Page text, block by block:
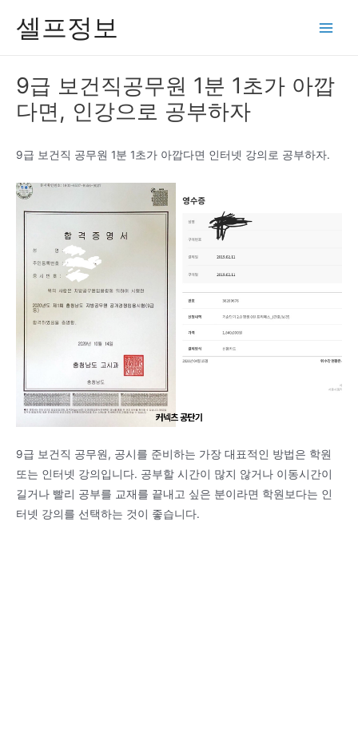
셀프정보
9급 보건직공무원 1분 1초가 아깝
다면, 인강으로 공부하자
9급 보건직 공무원 1분 1초가 아깝다면 인터넷 강의로 공부하자.
9급 보건직 공무원, 공시를 준비하는 가장 대표적인 방법은 학원
또는 인터넷 강의입니다. 공부할 시간이 많지 않거나 이동시간이
길거나 빨리 공부를 교재를 끝내고 싶은 분이라면 학원보다는 인
터넷 강의를 선택하는 것이 좋습니다.